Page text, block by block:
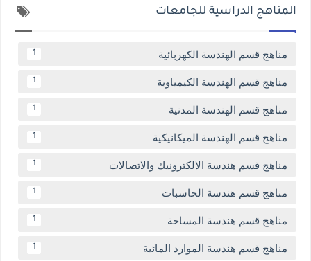
المناهج الدراسية للجامعات
مناهج قسم الهندسة الكهربائية 1
مناهج قسم الهندسة الكيمياوية 1
مناهج قسم الهندسة المدنية 1
مناهج قسم الهندسة الميكانيكية 1
مناهج قسم هندسة الالكترونيك والاتصالات 1
مناهج قسم هندسة الحاسبات 1
مناهج قسم هندسة المساحة 1
مناهج قسم هندسة الموارد المائية 1